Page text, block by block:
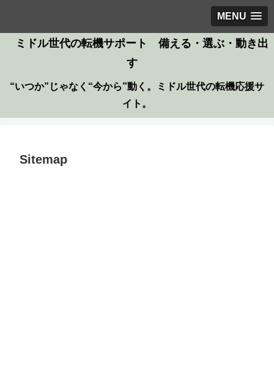
MENU
ミドル世代の転機サポート 備える・選ぶ・動き出
す
“いつか”じゃなく“今から”動く。ミドル世代の転機応援サ
イト。
Sitemap